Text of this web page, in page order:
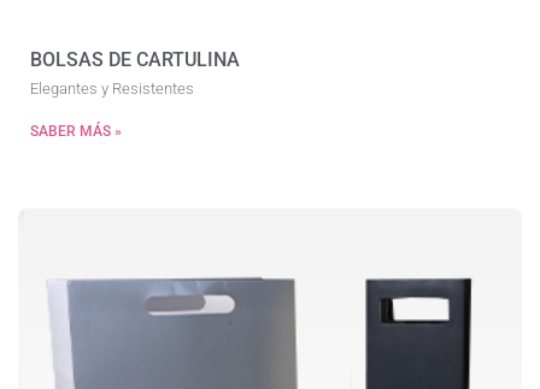
BOLSAS DE CARTULINA
Elegantes y Resistentes
SABER MÁS »